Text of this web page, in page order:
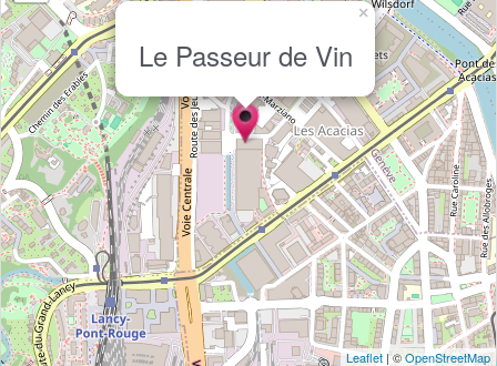
Le Passeur de Vin
×
Leaflet | ©OpenStreetMap